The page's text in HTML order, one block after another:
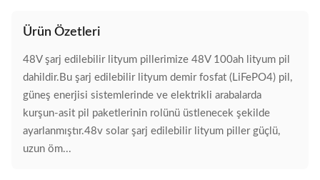
Ürün Özetleri
48V şarj edilebilir lityum pillerimize 48V 100ah lityum pil
dahildir.Bu şarj edilebilir lityum demir fosfat (LiFePO4) pil,
güneş enerjisi sistemlerinde ve elektrikli arabalarda
kurşun-asit pil paketlerinin rolünü üstlenecek şekilde
ayarlanmıştır.48v solar şarj edilebilir lityum piller güçlü,
uzun öm...